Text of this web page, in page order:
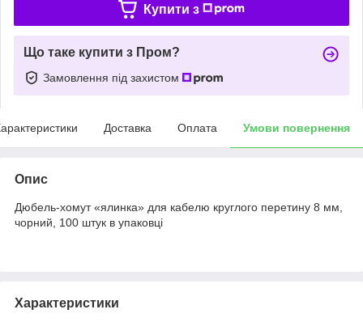
Купити з
Що таке купити з Пром?
Замовлення під захистом
Доставка Оплата Умови повернення
Опис
Дюбель-хомут «ялинка» для кабелю круглого перетину 8 мм,
чорний, 100 штук в упаковці
Характеристики